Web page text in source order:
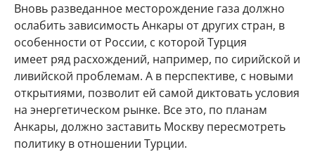
Вновь разведанное месторождение газа должно
ослабить зависимость Анкары от других стран, в
особенности от России, с которой Турция
имеет ряд расхождений, например, по сирийской и
ливийской проблемам. А в перспективе, с новыми
открытиями, позволит ей самой диктовать условия
на энергетическом рынке. Все это, по планам
Анкары, должно заставить Москву пересмотреть
политику в отношении Турции.